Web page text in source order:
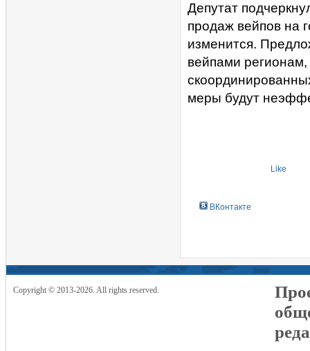
Депутат
продаж вейпов на
изменится.
вейпами
меры будут
Like
ВКонтакте
Copyright © 2013-2026. All rights reserved.